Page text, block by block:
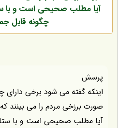
صحیحی است و با ستار بودن
چگونه قابل جمع است؟
می شود برخی دارای چشم
مردم را می بینند که به شکل
صحیحی است و با ستار بودن خدا